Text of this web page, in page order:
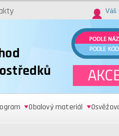
Obalový materiál